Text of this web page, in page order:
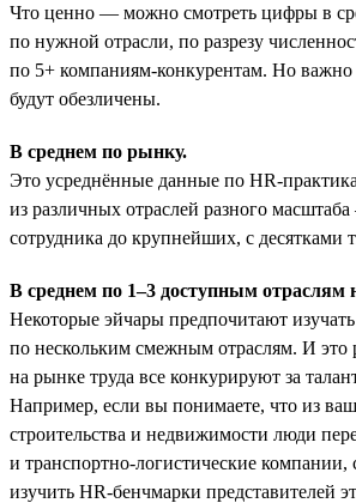
Что ценно — можно смотреть цифры в
по нужной отрасли, по разрезу
по 5+ компаниям-конкурентам. Но
будут обезличены.
В среднем по рынку.
Это усреднённые данные по HR-
из различных отраслей разного
сотрудника до крупнейших, с десятками
В среднем по 1–3 доступным отраслям
Некоторые эйчары предпочитают
по нескольким смежным отраслям. И это
на рынке труда все конкурируют за
Например, если вы понимаете, что из
строительства и недвижимости люди
и транспортно-логистические компании,
изучить HR-бенчмарки представителей